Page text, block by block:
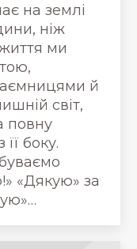
на землі
ніж
ми
й
світ,
повну
боку.
«Дякую» за